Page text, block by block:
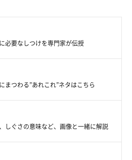
必要なしつけを専門家が伝授
まつわる”あれこれ”ネタはこちら
しぐさの意味など、画像と一緒に解説